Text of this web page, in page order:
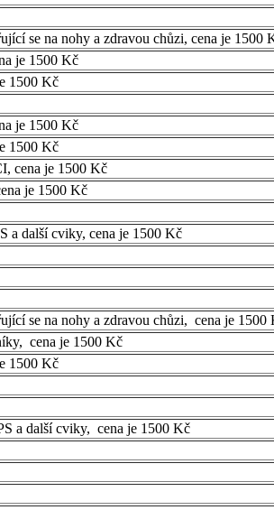
se na nohy a zdravou chůzi, cena je 1500
je 1500 Kč
1500 Kč
je 1500 Kč
1500 Kč
cena je 1500 Kč
je 1500 Kč
a další cviky, cena je 1500 Kč
se na nohy a zdravou chůzi, cena je 1500
cena je 1500 Kč
1500 Kč
a další cviky, cena je 1500 Kč